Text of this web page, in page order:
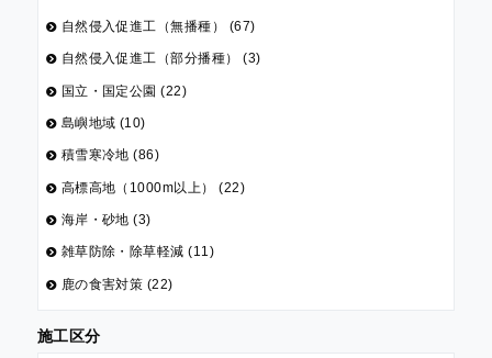
自然侵入促進工（無播種） (67)
自然侵入促進工（部分播種） (3)
国立・国定公園 (22)
島嶼地域 (10)
積雪寒冷地 (86)
高標高地（1000m以上） (22)
海岸・砂地 (3)
雑草防除・除草軽減 (11)
鹿の食害対策 (22)
施工区分